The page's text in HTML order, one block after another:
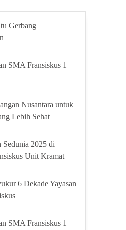
Gerbang
SMA Fransiskus 1 –
Nusantara untuk
Lebih Sehat
Sedunia 2025 di
Unit Kramat
6 Dekade Yayasan
SMA Fransiskus 1 –